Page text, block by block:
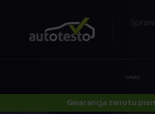
O NAS
Gwarancja zwrotu